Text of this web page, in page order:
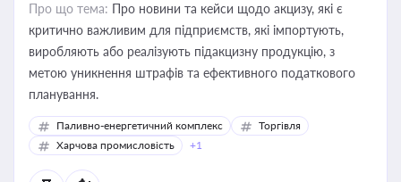
Про що тема: Про новини та кейси щодо акцизу, які є
критично важливим для підприємств, які імпортують,
виробляють або реалізують підакцизну продукцію, з
метою уникнення штрафів та ефективного податкового
планування.
Паливно-енергетичний комплекс
Торгівля
Харчова промисловість
+1